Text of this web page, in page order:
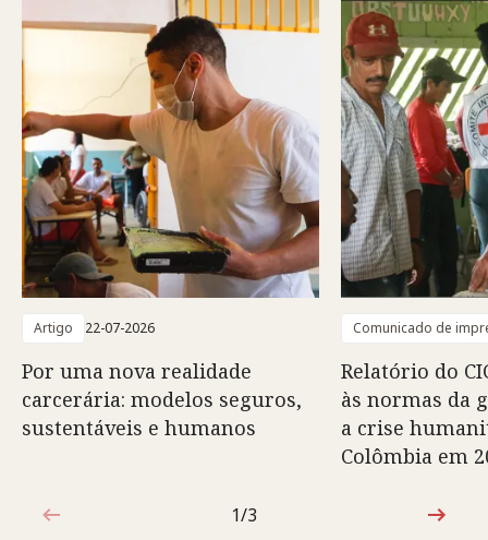
Artigo 22-07-2026
Por uma nova realidade
carcerária: modelos seguros,
sustentáveis e humanos
Comunicado de
Relatório do
às normas da
a crise
Colômbia em
1 de 3
1/3